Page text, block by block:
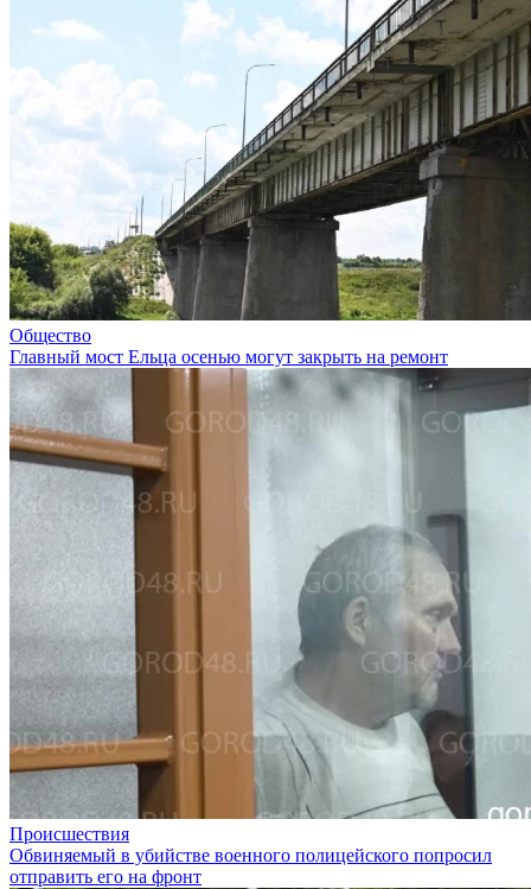
Общество
Главный мост Ельца осенью могут закрыть на ремонт
Происшествия
Обвиняемый в убийстве военного полицейского попросил
отправить его на фронт